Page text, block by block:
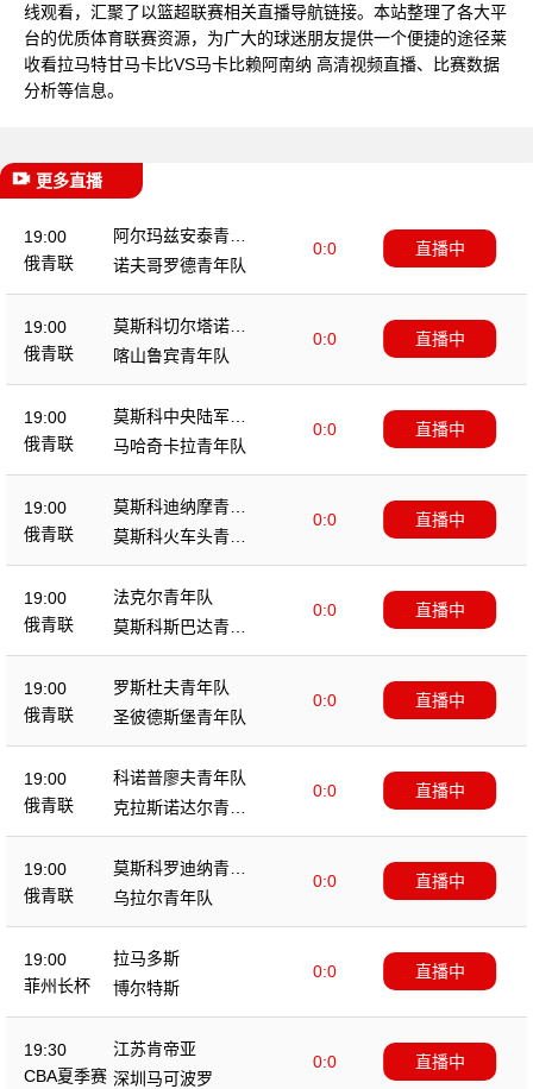
线观看，汇聚了以篮超联赛相关直播导航链接。本站整理了各大平
台的优质体育联赛资源，为广大的球迷朋友提供一个便捷的途径莱
收看拉马特甘马卡比VS马卡比赖阿南纳 高清视频直播、比赛数据
分析等信息。
更多直播
19:00
俄青联
阿尔玛兹安泰青年
队
0:0
诺夫哥罗德青年队
直播中
19:00
俄青联
莫斯科切尔塔诺沃
青年队
0:0
喀山鲁宾青年队
直播中
19:00
俄青联
莫斯科中央陆军青
年队
0:0
马哈奇卡拉青年队
直播中
19:00
俄青联
莫斯科迪纳摩青年
队
0:0
莫斯科火车头青年
队
直播中
19:00
俄青联
法克尔青年队
0:0
莫斯科斯巴达青年
队
直播中
19:00
俄青联
罗斯杜夫青年队
0:0
圣彼德斯堡青年队
直播中
19:00
俄青联
科诺普廖夫青年队
0:0
克拉斯诺达尔青年
队
直播中
19:00
俄青联
莫斯科罗迪纳青年
队
0:0
乌拉尔青年队
直播中
19:00
菲州长杯
拉马多斯
0:0
博尔特斯
直播中
19:30
CBA夏季赛
江苏肯帝亚
0:0
深圳马可波罗
直播中